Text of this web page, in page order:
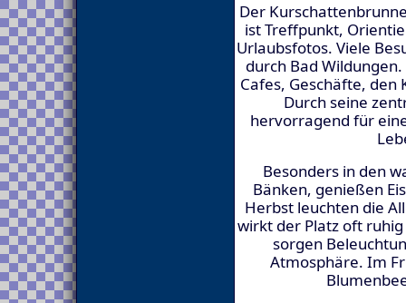
Der
ist Treffpunkt,
Urlaubsfotos. Viele
durch Bad
Cafes, Geschäfte,
Durch seine
hervorragend für
Besonders in den
Bänken, genießen
Herbst leuchten die
wirkt der Platz oft
sorgen
Atmosphäre. Im